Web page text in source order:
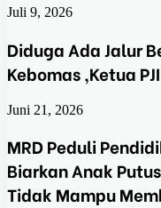
Juli 9, 2026
Diduga Ada Jalur
Kebomas ,Ketua
Juni 21, 2026
MRD Peduli
Biarkan Anak
Tidak Mampu